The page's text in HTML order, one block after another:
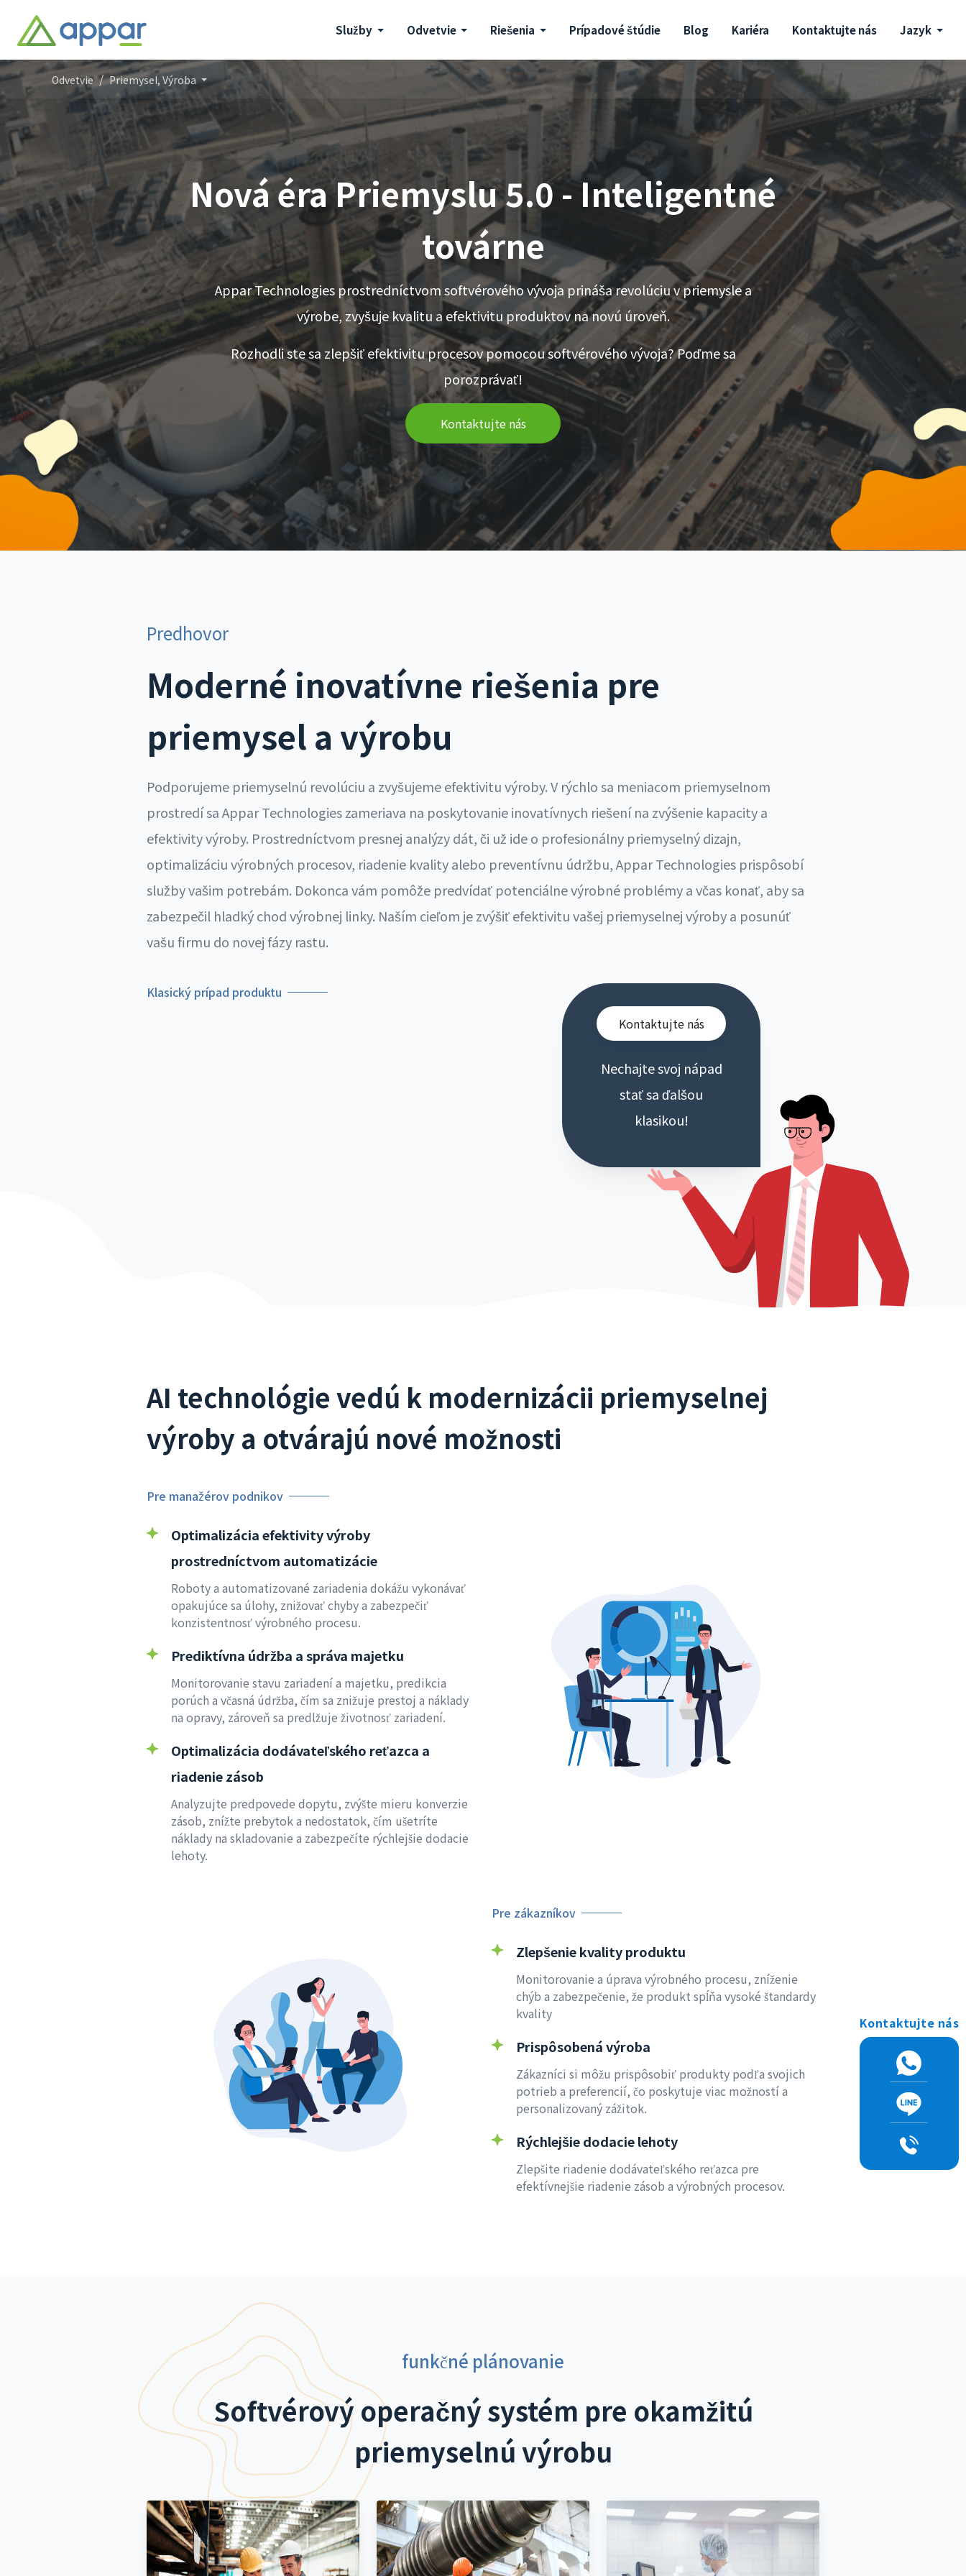
Služby Odvetvie Riešenia Prípadové štúdie Blog Kariéra Kontaktujte nás Jazyk
Odvetvie Priemysel, Výroba
Nová éra Priemyslu 5.0 - Inteligentné
továrne
Appar Technologies prostredníctvom softvérového vývoja prináša revolúciu v priemysle a
výrobe, zvyšuje kvalitu a efektivitu produktov na novú úroveň.
Rozhodli ste sa zlepšiť efektivitu procesov pomocou softvérového vývoja? Poďme sa
porozprávať!
Kontaktujte nás
Predhovor
Moderné inovatívne riešenia pre
priemysel a výrobu
Podporujeme priemyselnú revolúciu a zvyšujeme efektivitu výroby. V rýchlo sa meniacom priemyselnom
prostredí sa Appar Technologies zameriava na poskytovanie inovatívnych riešení na zvýšenie kapacity a
efektivity výroby. Prostredníctvom presnej analýzy dát, či už ide o profesionálny priemyselný dizajn,
optimalizáciu výrobných procesov, riadenie kvality alebo preventívnu údržbu, Appar Technologies prispôsobí
služby vašim potrebám. Dokonca vám pomôže predvídať potenciálne výrobné problémy a včas konať, aby sa
zabezpečil hladký chod výrobnej linky. Naším cieľom je zvýšiť efektivitu vašej priemyselnej výroby a posunúť
vašu firmu do novej fázy rastu.
Klasický prípad produktu
Kontaktujte nás
Nechajte svoj nápad
stať sa ďalšou
klasikou!
AI technológie vedú k modernizácii priemyselnej
výroby a otvárajú nové možnosti
Pre manažérov podnikov
Optimalizácia efektivity výroby
prostredníctvom automatizácie
Roboty a automatizované zariadenia dokážu vykonávať
opakujúce sa úlohy, znižovať chyby a zabezpečiť
konzistentnosť výrobného procesu.
Prediktívna údržba a správa majetku
Monitorovanie stavu zariadení a majetku, predikcia
porúch a včasná údržba, čím sa znižuje prestoj a náklady
na opravy, zároveň sa predlžuje životnosť zariadení.
Optimalizácia dodávateľského reťazca a
riadenie zásob
Analyzujte predpovede dopytu, zvýšte mieru konverzie
zásob, znížte prebytok a nedostatok, čím ušetríte
náklady na skladovanie a zabezpečíte rýchlejšie dodacie
lehoty.
Pre zákazníkov
Zlepšenie kvality produktu
Monitorovanie a úprava výrobného procesu, zníženie
chýb a zabezpečenie, že produkt spĺňa vysoké štandardy
kvality
Prispôsobená výroba
Zákazníci si môžu prispôsobiť produkty podľa svojich
potrieb a preferencií, čo poskytuje viac možností a
personalizovaný zážitok.
Rýchlejšie dodacie lehoty
Zlepšite riadenie dodávateľského reťazca pre
efektívnejšie riadenie zásob a výrobných procesov.
funkčné plánovanie
Softvérový operačný systém pre okamžitú
priemyselnú výrobu
Kontaktujte nás